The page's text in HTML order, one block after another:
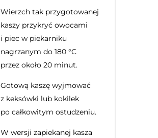
Wierzch tak przygotowanej
kaszy przykryć owocami
i piec w piekarniku
nagrzanym do 180 °C
przez około 20 minut.
Gotową kaszę wyjmować
z keksówki lub kokilek
po całkowitym ostudzeniu.
W wersji zapiekanej kasza